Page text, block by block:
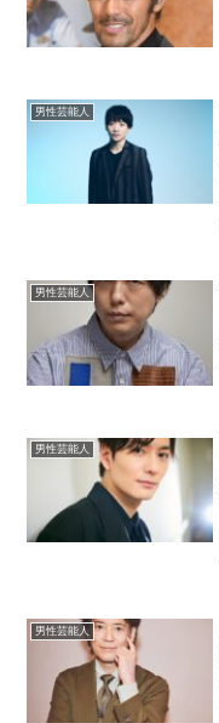
男性芸能人
男性芸能人
男性芸能人
男性芸能人